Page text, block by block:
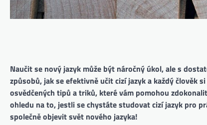
Naučit se nový jazyk může být náročný úkol, ale s
způsobů, jak se efektivně učit cizí jazyk a každý člověk
osvědčených tipů a triků, které vám pomohou
ohledu na to, jestli se chystáte studovat cizí jazyk pro
společně objevit svět nového jazyka!